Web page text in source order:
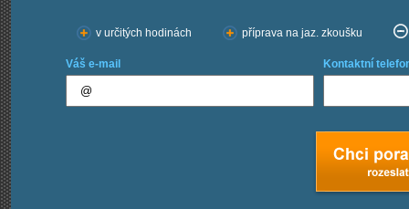
v určitých hodinách příprava na jaz. zkoušku
Váš e-mail Kontaktní